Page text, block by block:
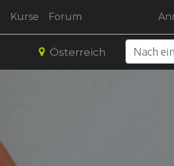
Kurse Forum
Österreich